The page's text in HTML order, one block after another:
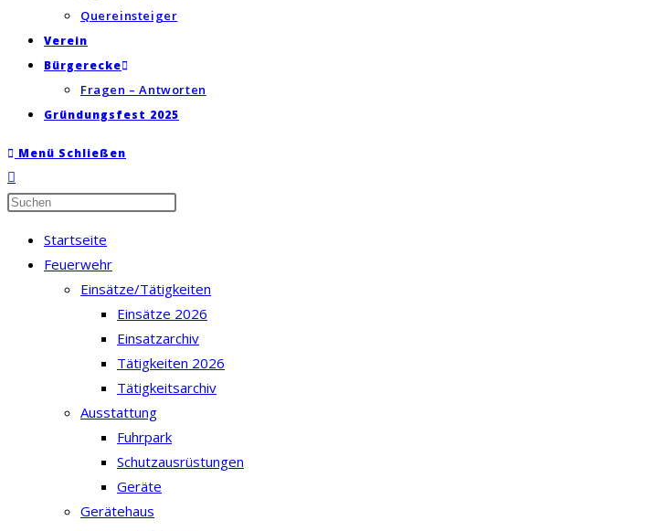
Quereinsteiger
Verein
Bürgerecke
Fragen – Antworten
Gründungsfest 2025
Menü Schließen
Press
the
search
panel.
Startseite
Feuerwehr
Einsätze/Tätigkeiten
Einsätze 2026
Einsatzarchiv
Tätigkeiten 2026
Tätigkeitsarchiv
Ausstattung
Fuhrpark
Schutzausrüstungen
Geräte
Gerätehaus